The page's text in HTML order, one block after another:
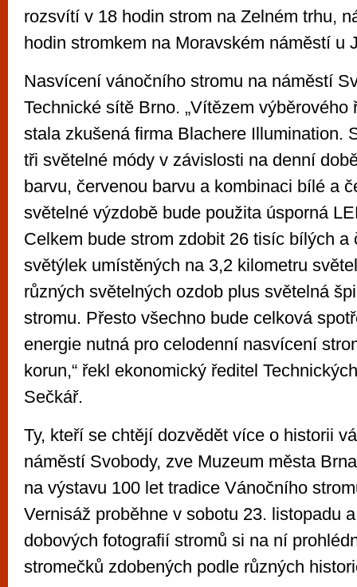
rozsvítí v 18 hodin strom na Zelném trhu,
hodin stromkem na Moravském náměstí u
Nasvícení vánočního stromu na náměstí
Technické sítě Brno. „Vítězem výběrového
stala zkušená firma Blachere Illumination.
tři světelné módy v závislosti na denní
barvu, červenou barvu a kombinaci bílé a
světelné výzdobě bude použita úsporná
Celkem bude strom zdobit 26 tisíc bílých a
světýlek umístěných na 3,2 kilometru
různých světelných ozdob plus světelná
stromu. Přesto všechno bude celková
energie nutná pro celodenní nasvícení
korun,“ řekl ekonomický ředitel
Sečkář.
Ty, kteří se chtějí dozvědět více o historii
náměstí Svobody, zve Muzeum města
na výstavu 100 let tradice Vánočního
Vernisáž proběhne v sobotu 23. listopadu
dobových fotografií stromů si na ní
stromečků zdobených podle různých